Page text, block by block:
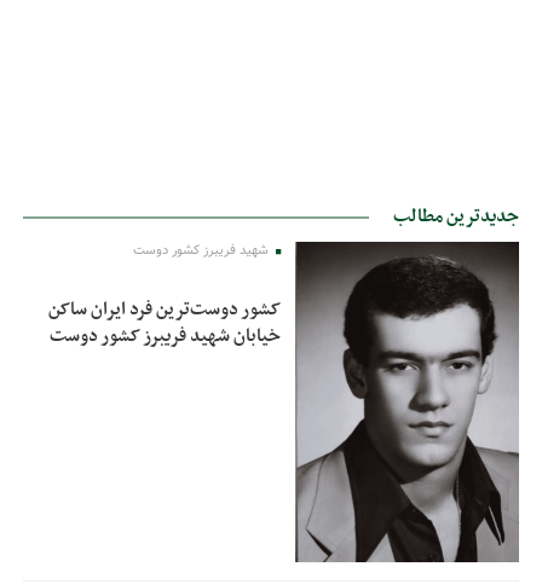
جدیدترین مطالب
شهید فریبرز کشور دوست
کشور دوست‌ترین فرد ایران ساکن
خیابان شهید فریبرز کشور دوست